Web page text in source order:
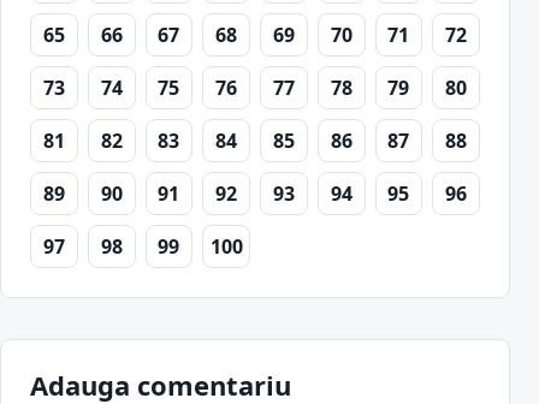
65
66 67 68 69 70 71
72
73
74 75 76 77 78 79
80
81
82 83 84 85 86 87
88
89
90 91 92 93 94 95
96
97
98 99 100
Adauga comentariu